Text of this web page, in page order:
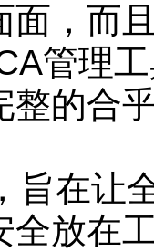
面，而
管理
整的合
在让
全放在